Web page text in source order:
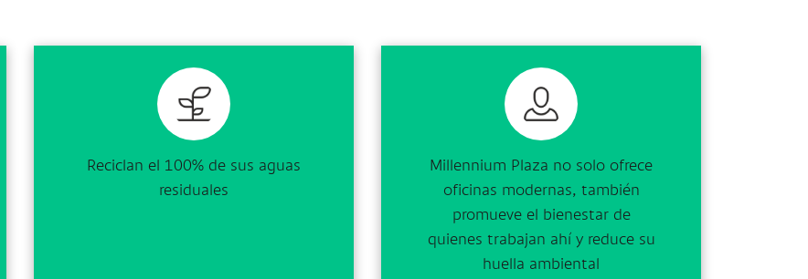
Reciclan el 100% de sus aguas
residuales
Millennium Plaza no solo ofrece
oficinas modernas, también
promueve el bienestar de
quienes trabajan ahí y reduce su
huella ambiental